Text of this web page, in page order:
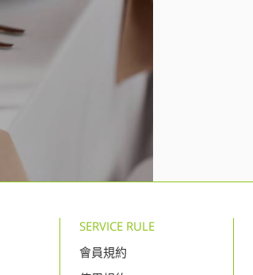
SERVICE RULE
會員規約